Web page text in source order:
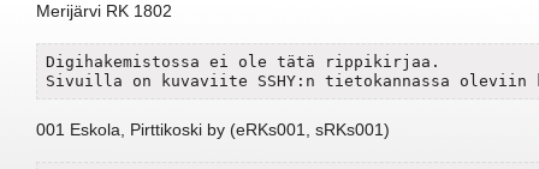
Merijärvi RK 1802
Digihakemistossa ei ole tätä rippikirjaa.
Sivuilla on kuvaviite SSHY:n tietokannassa oleviin
001 Eskola, Pirttikoski by (eRKs001, sRKs001)